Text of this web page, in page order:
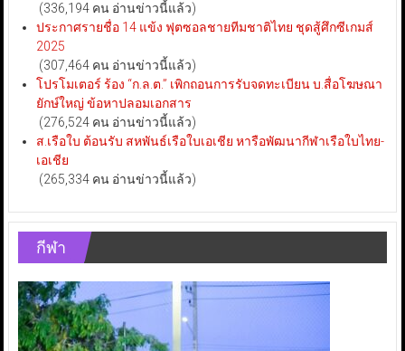
(336,194 คน อ่านข่าวนี้แล้ว)
ประกาศรายชื่อ 14 แข้ง ฟุตซอลชายทีมชาติไทย ชุดสู้ศึกซีเกมส์
2025
(307,464 คน อ่านข่าวนี้แล้ว)
โปรโมเตอร์ ร้อง “ก.ล.ต.” เพิกถอนการรับจดทะเบียน บ.สื่อโฆษณา
ยักษ์ใหญ่ ข้อหาปลอมเอกสาร
(276,524 คน อ่านข่าวนี้แล้ว)
ส.เรือใบ ต้อนรับ สหพันธ์เรือใบเอเชีย หารือพัฒนากีฬาเรือใบไทย-
เอเชีย
(265,334 คน อ่านข่าวนี้แล้ว)
กีฬา